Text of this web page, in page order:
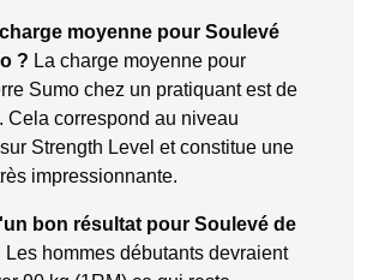
moyenne pour Soulevé
? La charge moyenne pour
Sumo chez un pratiquant est de
Cela correspond au niveau
Strength Level et constitue une
impressionnante.
bon résultat pour Soulevé de
Les hommes débutants devraient